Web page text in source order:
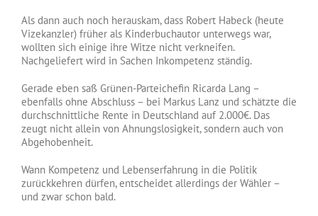
Als dann auch noch herauskam, dass Robert Habeck (heute
Vizekanzler) früher als Kinderbuchautor unterwegs war,
wollten sich einige ihre Witze nicht verkneifen.
Nachgeliefert wird in Sachen Inkompetenz ständig.
Gerade eben saß Grünen-Parteichefin Ricarda Lang –
ebenfalls ohne Abschluss – bei Markus Lanz und schätzte die
durchschnittliche Rente in Deutschland auf 2.000€. Das
zeugt nicht allein von Ahnungslosigkeit, sondern auch von
Abgehobenheit.
Wann Kompetenz und Lebenserfahrung in die Politik
zurückkehren dürfen, entscheidet allerdings der Wähler –
und zwar schon bald.